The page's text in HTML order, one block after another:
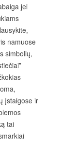
jei
namuose
simbolių,
įstaigose ir
tai